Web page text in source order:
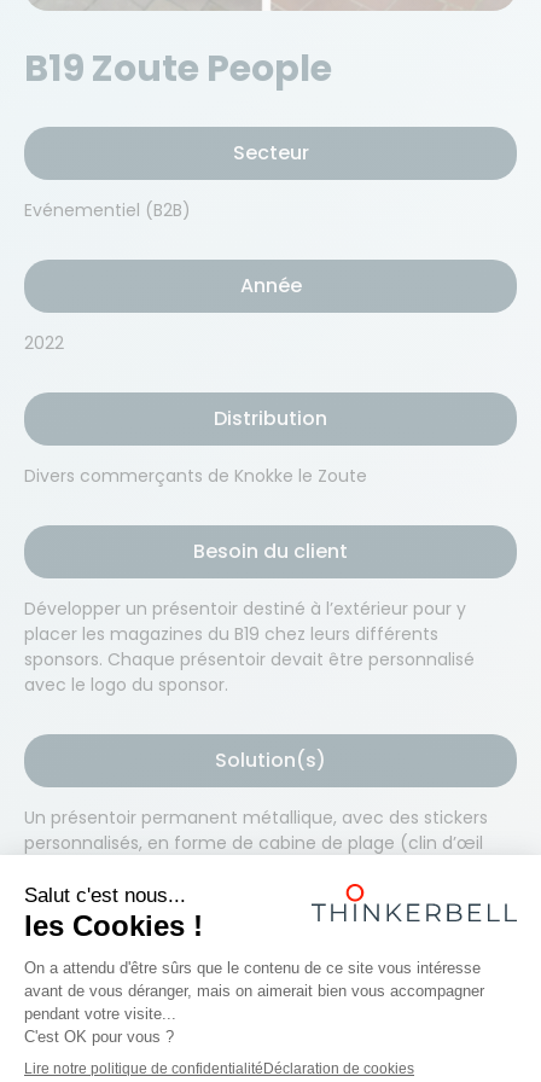
B19 Zoute People
Secteur
Evénementiel (B2B)
Année
2022
Distribution
Divers commerçants de Knokke le Zoute
Besoin du client
Développer un présentoir destiné à l’extérieur pour y
placer les magazines du B19 chez leurs différents
sponsors. Chaque présentoir devait être personnalisé
avec le logo du sponsor.
Solution(s)
Un présentoir permanent métallique, avec des stickers
personnalisés, en forme de cabine de plage (clin d’œil
placement sur mesure en moins de 5 semaines !
Prêt à travailler ensemble ?